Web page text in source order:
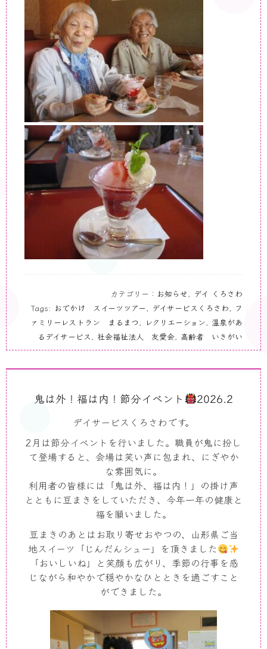
カテゴリー： お知らせ, デイ くろさわ
Tags: おでかけ スイーツツアー, デイサービスくろさわ, フ
ァミリーレストラン まるまつ, レクリエーション, 温泉があ
るデイサービス, 社会福祉法人 友愛会, 高齢者 いきがい
鬼は外！福は内！節分イベント 2026.2
デイサービスくろさわです。
2月は節分イベントを行いました。職員が鬼に扮し
て登場すると、会場は笑い声に包まれ、にぎやか
な雰囲気に。
利用者の皆様には「鬼は外、福は内！」の掛け声
とともに豆まきをしていただき、今年一年の健康と
福を願いました。
豆まきのあとはお取り寄せおやつの、山形県ご当
地スイーツ「じんだんシュー」を頂きました
「おいしいね」と笑顔も広がり、季節の行事を感
じながら和やかで穏やかなひとときを過ごすこと
ができました。